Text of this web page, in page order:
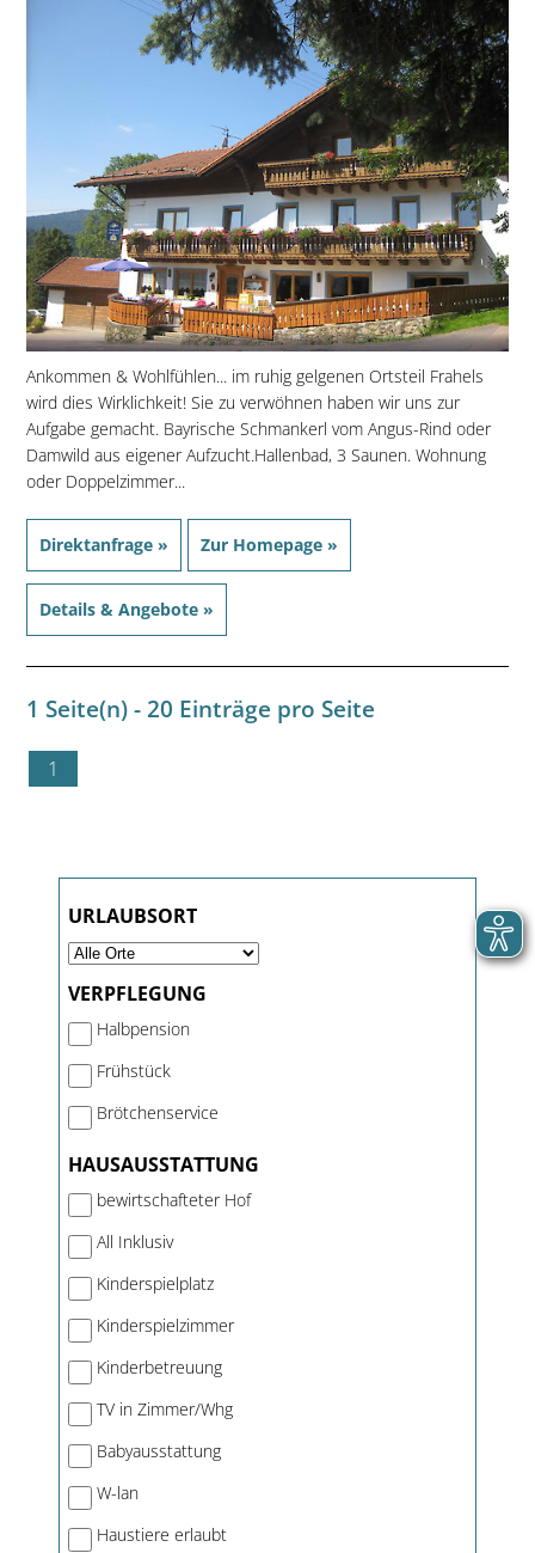
Ankommen & Wohlfühlen... im ruhig gelgenen Ortsteil Frahels
wird dies Wirklichkeit! Sie zu verwöhnen haben wir uns zur
Aufgabe gemacht. Bayrische Schmankerl vom Angus-Rind oder
Damwild aus eigener Aufzucht.Hallenbad, 3 Saunen. Wohnung
oder Doppelzimmer...
Direktanfrage » Zur Homepage »
Details & Angebote »
1 Seite(n) - 20 Einträge pro Seite
1
URLAUBSORT
VERPFLEGUNG
Halbpension
Frühstück
Brötchenservice
HAUSAUSSTATTUNG
bewirtschafteter Hof
All Inklusiv
Kinderspielplatz
Kinderspielzimmer
Kinderbetreuung
TV in Zimmer/Whg
Babyausstattung
W-lan
Haustiere erlaubt